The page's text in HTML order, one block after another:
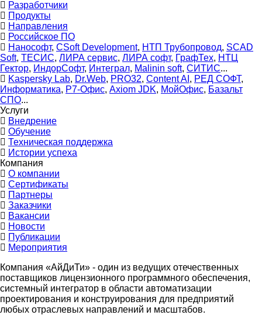
Разработчики
Продукты
Направления
Российское ПО
Нанософт, CSoft Development, НТП Трубопровод, SCAD
Soft, ТЕСИС, ЛИРА сервис, ЛИРА софт, ГрафТех, НТЦ
Гектор, ИндорСофт, Интеграл, Malinin soft, СИТИС...
Kaspersky Lab, Dr.Web, PRO32, Content AI , РЕД СОФТ,
Информатика, Р7-Офис, Axiom JDK, МойОфис, Базальт
СПО...
Услуги
Внедрение
Обучение
Техническая поддержка
Истории успеха
Компания
О компании
Сертификаты
Партнеры
Заказчики
Вакансии
Новости
Публикации
Мероприятия
Компания «АйДиТи» - один из ведущих отечественных
поставщиков лицензионного программного обеспечения,
системный интегратор в области автоматизации
проектирования и конструирования для предприятий
любых отраслевых направлений и масштабов.